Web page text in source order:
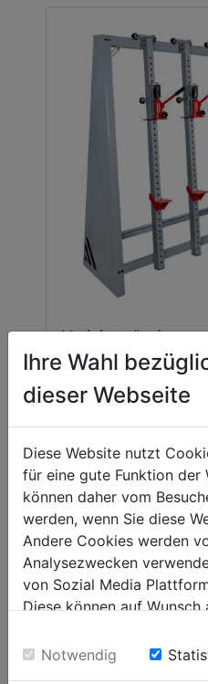
Verleimständer
VST3000
BELIEBTE
Ihre Wahl
dieser Webseite
Diese Website nutzt
für eine gute Funktion der
können daher vom
werden, wenn Sie diese
Andere Cookies werden
Analysezwecken
von Sozial Media
Diese können auf
Einwilligung zu unseren
Notwendig